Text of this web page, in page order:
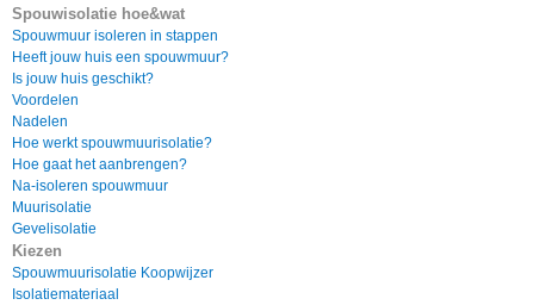
Spouwisolatie hoe&wat
Spouwmuur isoleren in stappen
Heeft jouw huis een spouwmuur?
Is jouw huis geschikt?
Voordelen
Nadelen
Hoe werkt spouwmuurisolatie?
Hoe gaat het aanbrengen?
Na-isoleren spouwmuur
Muurisolatie
Gevelisolatie
Kiezen
Spouwmuurisolatie Koopwijzer
Isolatiemateriaal